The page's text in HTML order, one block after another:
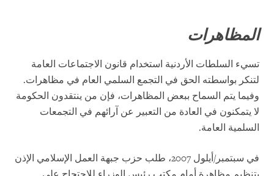
المظاهرات
تسيء السلطات الأردنية استخدام قانون الاجتماعات العامة
لتنكر بواسطته الحق في التجمع السلمي العام في مظاهرات.
وفيما يتم السماح ببعض المظاهرات، فإن من ينتقدون الحكومة
لا يتمكنون في العادة من التعبير عن آرائهم في التجمعات
السلمية العامة.
في سبتمبر/أيلول 2007، طلب حزب جبهة العمل الإسلامي الإذن